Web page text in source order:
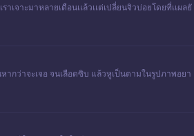
เจาะมาหลายเดือนเเล้วเเต่เปลี่ยนจิวบ่อยโดยที่เเผลยั
กว่าจะเจอ จนเลือดซิบ แล้วหูเป็นตามในรูปภาพอยา